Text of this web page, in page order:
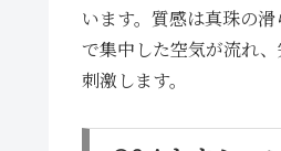
います。質感は真珠の
で集中した空気が流れ
刺激します。